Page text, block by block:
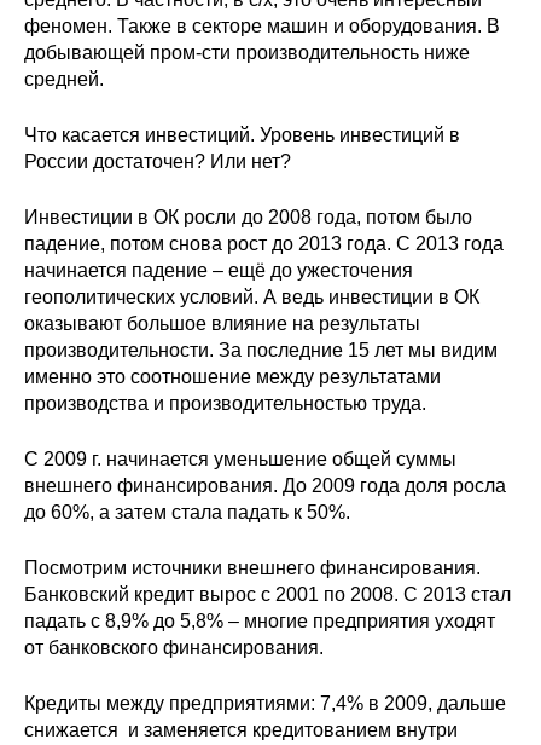
феномен. Также в секторе машин и оборудования. В
добывающей пром-сти производительность ниже
средней.
Что касается инвестиций. Уровень инвестиций в
России достаточен? Или нет?
Инвестиции в ОК росли до 2008 года, потом было
падение, потом снова рост до 2013 года. С 2013 года
начинается падение – ещё до ужесточения
геополитических условий. А ведь инвестиции в ОК
оказывают большое влияние на результаты
производительности. За последние 15 лет мы видим
именно это соотношение между результатами
производства и производительностью труда.
С 2009 г. начинается уменьшение общей суммы
внешнего финансирования. До 2009 года доля росла
до 60%, а затем стала падать к 50%.
Посмотрим источники внешнего финансирования.
Банковский кредит вырос с 2001 по 2008. С 2013 стал
падать с 8,9% до 5,8% – многие предприятия уходят
от банковского финансирования.
Кредиты между предприятиями: 7,4% в 2009, дальше
снижается и заменяется кредитованием внутри